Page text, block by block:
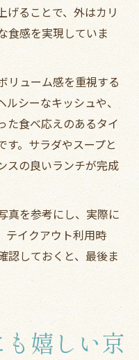
げることで、外はカリ
食感を実現していま
リューム感を重視する
シーなキッシュや、
た食べ応えのあるタイ
す。サラダやスープと
スの良いランチが完成
真を参考にし、実際に
テイクアウト利用時
認しておくと、最後ま
嬉しい京